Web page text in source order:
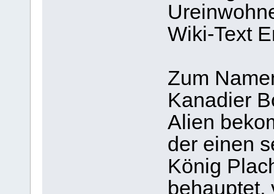
Wiki-Text
Zum
Kanadier
Alien
der einen
König